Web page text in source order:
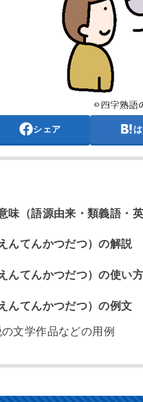
シェア
味（語源由来・類義語・英
んてんかつだつ）の解説
んてんかつだつ）の使い方
んてんかつだつ）の例文
文学作品などの用例